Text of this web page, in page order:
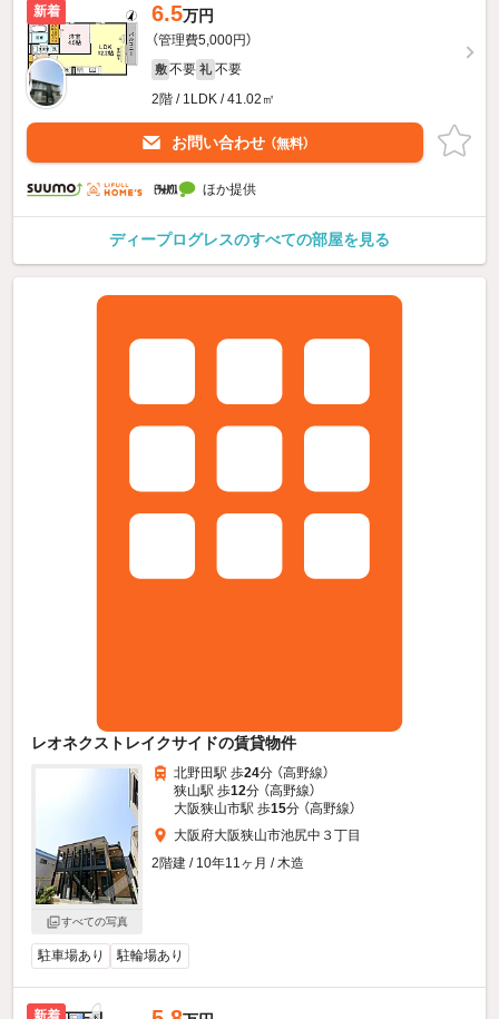
新着 6.5万円
（管理費5,000円）
敷 不要 礼 不要
2階 / 1LDK / 41.02㎡
お問い合わせ （無料）
ほか提供
ディープログレスのすべての部屋を見る
レオネクストレイクサイドの賃貸物件
すべての写真
北野田駅 歩24分 （高野線）
狭山駅 歩12分 （高野線）
大阪狭山市駅 歩15分 （高野線）
大阪府大阪狭山市池尻中３丁目
2階建 / 10年11ヶ月 / 木造
駐車場あり 駐輪場あり